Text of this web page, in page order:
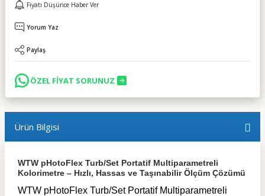
Fiyatı Düşünce Haber Ver
Yorum Yaz
Paylaş
ÖZEL FİYAT SORUNUZ
Ürün Bilgisi
WTW pHotoFlex Turb/Set Portatif Multiparametreli
Kolorimetre – Hızlı, Hassas ve Taşınabilir Ölçüm Çözümü
WTW pHotoFlex Turb/Set Portatif Multiparametreli